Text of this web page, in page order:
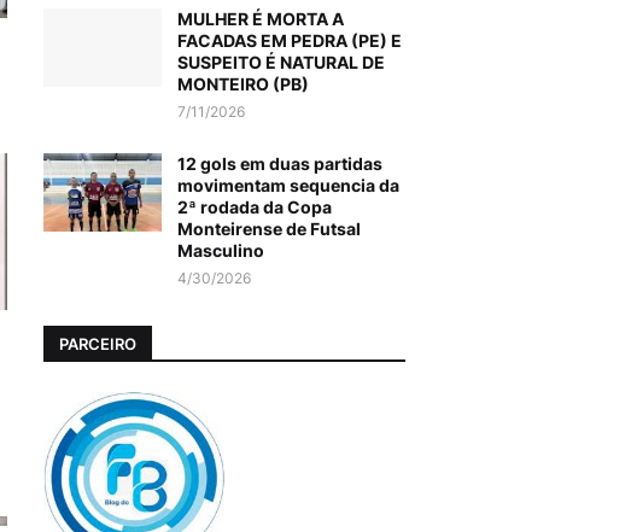
MULHER É MORTA A
FACADAS EM PEDRA (PE) E
SUSPEITO É NATURAL DE
MONTEIRO (PB)
7/11/2026
12 gols em duas partidas
movimentam sequencia da
2ª rodada da Copa
Monteirense de Futsal
Masculino
4/30/2026
PARCEIRO